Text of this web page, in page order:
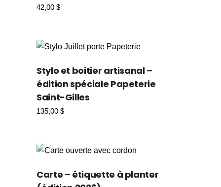
42,00 $
Stylo et boitier artisanal –
édition spéciale Papeterie
Saint-Gilles
135,00 $
Carte – étiquette à planter